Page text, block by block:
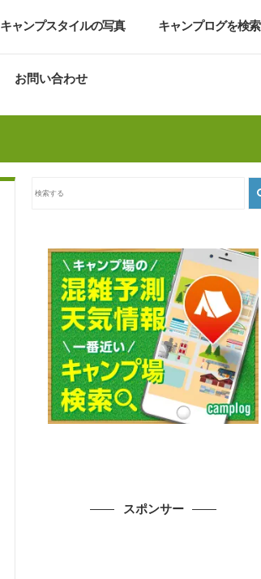
キャンプスタイルの写真 キャンプログを検索
お問い合わせ
スポンサー